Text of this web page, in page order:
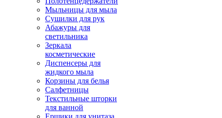
Мыльницы для мыла
Сушилки для рук
Абажуры для
светильника
Зеркала
косметические
Диспенсеры для
жидкого мыла
Корзины для белья
Салфетницы
Текстильные шторки
для ванной
Ершики для унитаза